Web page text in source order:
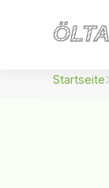
Startseite